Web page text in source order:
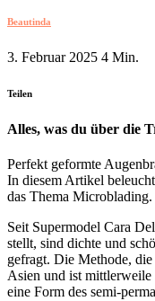
Beautinda
3. Februar 2025 4 Min.
Teilen
Alles, was du über die
Perfekt geformte
In diesem Artikel
das Thema Microblading.
Seit Supermodel Cara
stellt, sind dichte und
gefragt. Die Methode,
Asien und ist
eine Form des semi-